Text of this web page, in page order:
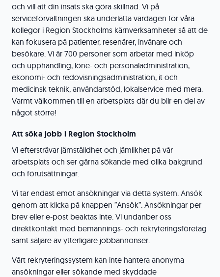
och vill att din insats ska göra skillnad. Vi på
serviceförvaltningen ska underlätta vardagen för våra
kollegor i Region Stockholms kärnverksamheter så att de
kan fokusera på patienter, resenärer, invånare och
besökare. Vi är 700 personer som arbetar med inköp
och upphandling, löne- och personaladministration,
ekonomi- och redovisningsadministration, it och
medicinsk teknik, användarstöd, lokalservice med mera.
Varmt välkommen till en arbetsplats där du blir en del av
något större!
Att söka jobb i Region Stockholm
Vi eftersträvar jämställdhet och jämlikhet på vår
arbetsplats och ser gärna sökande med olika bakgrund
och förutsättningar.
Vi tar endast emot ansökningar via detta system. Ansök
genom att klicka på knappen ”Ansök”. Ansökningar per
brev eller e-post beaktas inte. Vi undanber oss
direktkontakt med bemannings- och rekryteringsföretag
samt säljare av ytterligare jobbannonser.
Vårt rekryteringssystem kan inte hantera anonyma
ansökningar eller sökande med skyddade